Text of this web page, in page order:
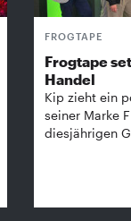
FROGTAPE
Frogtape
Handel
Kip zieht ein
seiner Marke
diesjährigen